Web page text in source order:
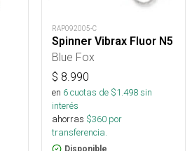
RAP092005-C
Spinner Vibrax Fluor N5
Blue Fox
$ 8.990
en 6cuotas de $1.498sin
interés
ahorras $360 por
transferencia.